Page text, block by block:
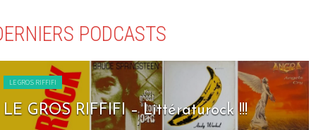
PODCASTS
LE GROS RIFFIFI
LE GROS RIFFIFI – Littératurock !!!